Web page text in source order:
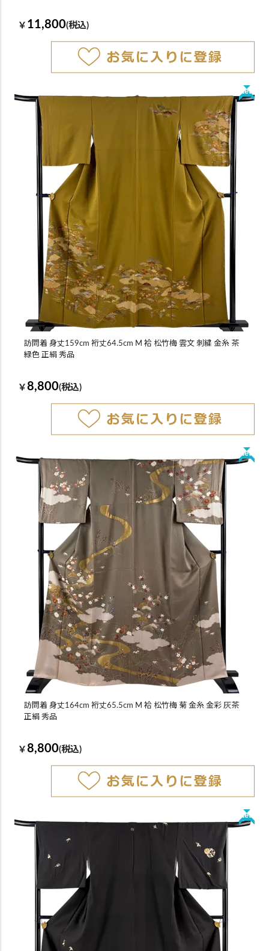
￥ 11,800(税込)
New
訪問着 身丈159cm 裄丈64.5cm M 袷 松竹梅 雲文 刺繍 金糸 茶
緑色 正絹 秀品
￥ 8,800(税込)
New
訪問着 身丈164cm 裄丈65.5cm M 袷 松竹梅 菊 金糸 金彩 灰茶
正絹 秀品
￥ 8,800(税込)
New